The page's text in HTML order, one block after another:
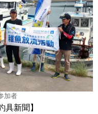
加者
新聞】